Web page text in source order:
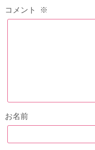
コメント ※
お名前